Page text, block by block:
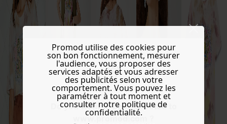
Do you want to be redirected to
www.promod.com ?
Promod utilise des cookies pour
son bon fonctionnement, mesurer
l'audience, vous proposer des
services adaptés et vous adresser
des publicités selon votre
comportement. Vous pouvez les
paramétrer à tout moment et
consulter notre politique de
confidentialité.